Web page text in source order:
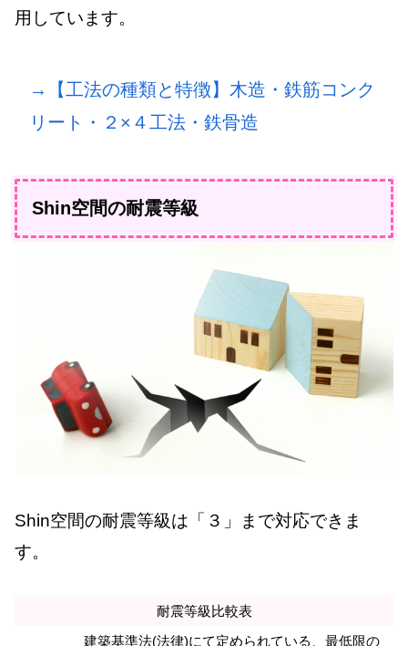
用しています。
→【工法の種類と特徴】木造・鉄筋コンク
リート・２×４工法・鉄骨造
Shin空間の耐震等級
Shin空間の耐震等級は「３」まで対応できま
す。
耐震等級比較表
建築基準法(法律)にて定められている、最低限の